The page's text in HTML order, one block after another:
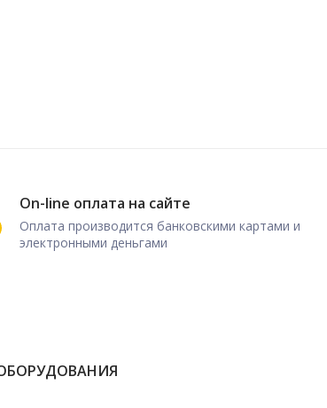
On-line оплата на сайте
Оплата производится банковскими картами и
электронными деньгами